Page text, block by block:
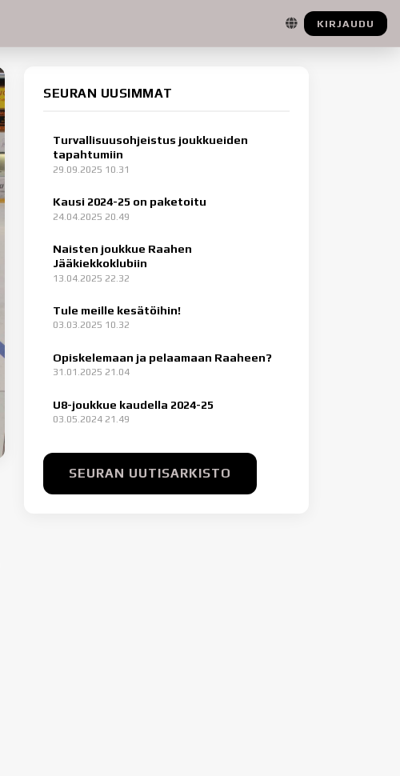
KIRJAUDU
SEURAN UUSIMMAT
Turvallisuusohjeistus joukkueiden
tapahtumiin
29.09.2025 10.31
Kausi 2024-25 on paketoitu
24.04.2025 20.49
Naisten joukkue Raahen
Jääkiekkoklubiin
13.04.2025 22.32
Tule meille kesätöihin!
03.03.2025 10.32
Opiskelemaan ja pelaamaan Raaheen?
31.01.2025 21.04
U8-joukkue kaudella 2024-25
03.05.2024 21.49
SEURAN UUTISARKISTO